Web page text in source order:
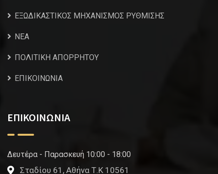
ΕΞΩΔΙΚΑΣΤΙΚΟΣ ΜΗΧΑΝΙΣΜΟΣ ΡΥΘΜΙΣΗΣ
NEA
ΠΟΛΙΤΙΚΗ ΑΠΟΡΡΗΤΟΥ
ΕΠΙΚΟΙΝΩΝΙΑ
ΕΠΙΚΟΙΝΩΝΙΑ
Δευτέρα - Παρασκευή 10:00 - 18:00
Σταδίου 61, Αθήνα Τ.Κ 10561